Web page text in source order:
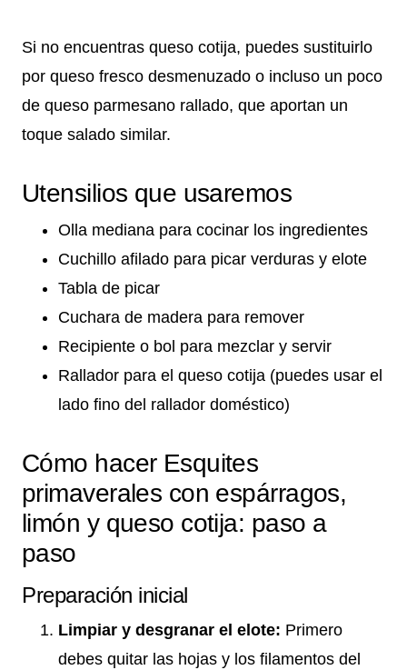
Si no encuentras queso cotija, puedes sustituirlo
por queso fresco desmenuzado o incluso un poco
de queso parmesano rallado, que aportan un
toque salado similar.
Utensilios que usaremos
Olla mediana para cocinar los ingredientes
Cuchillo afilado para picar verduras y elote
Tabla de picar
Cuchara de madera para remover
Recipiente o bol para mezclar y servir
Rallador para el queso cotija (puedes usar el
lado fino del rallador doméstico)
Cómo hacer Esquites
primaverales con espárragos,
limón y queso cotija: paso a
paso
Preparación inicial
Limpiar y desgranar el elote: Primero
debes quitar las hojas y los filamentos del